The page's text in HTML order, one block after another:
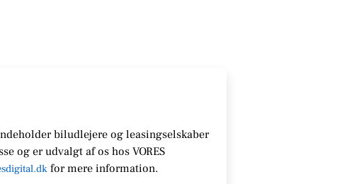
biludlejere og leasingselskaber
og er udvalgt af os hos VORES
formere information.